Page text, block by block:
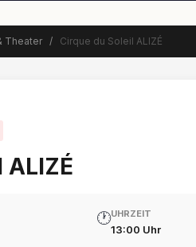
Theater / Cirque du Soleil ALIZÉ
🕐UHRZEIT
13:00 Uhr